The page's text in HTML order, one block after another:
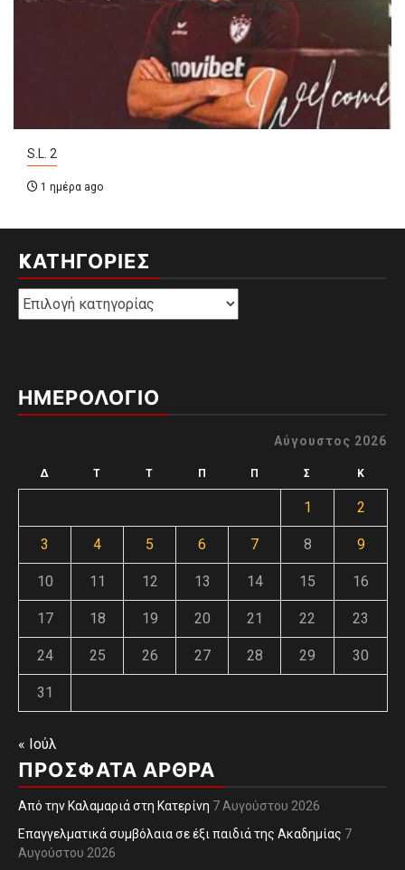
S.L. 2
1 ημέρα ago
KΑΤΗΓΟΡΊΕΣ
Kατηγορίες
ΗΜΕΡΟΛΟΓΙΟ
Αύγουστος 2026
Δ Τ Τ Π Π Σ Κ
1 2
3 4 5 6 7 8 9
10 11 12 13 14 15 16
17 18 19 20 21 22 23
24 25 26 27 28 29 30
31
« Ιούλ
ΠΡΌΣΦΑΤΑ ΆΡΘΡΑ
Από την Καλαμαριά στη Κατερίνη 7 Αυγούστου 2026
Επαγγελματικά συμβόλαια σε έξι παιδιά της Ακαδημίας 7
Αυγούστου 2026